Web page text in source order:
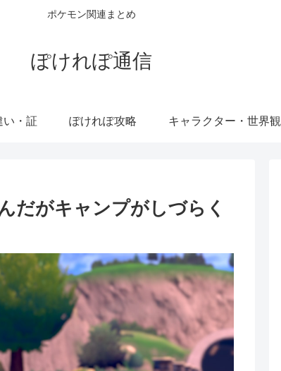
ポケモン関連まとめ
ぽけれぽ通信
い・証 ぽけれぽ攻略 キャラクター・世界観
だがキャンプがしづらく